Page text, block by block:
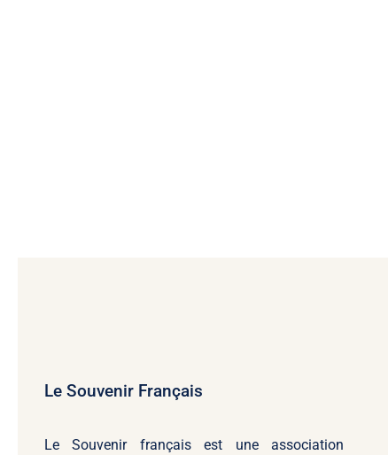
Le Souvenir Français
Le Souvenir françaisest une association